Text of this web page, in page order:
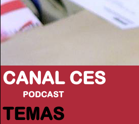
CANAL CES
PODCAST
TEMAS